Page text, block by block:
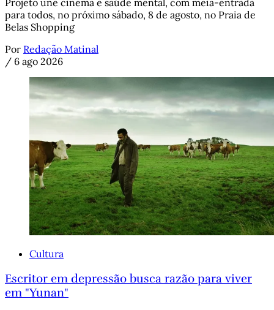
Projeto une cinema e saúde mental, com meia-entrada
para todos, no próximo sábado, 8 de agosto, no Praia de
Belas Shopping
Por Redação Matinal
/ 6 ago 2026
Cultura
Escritor em depressão busca razão para viver
em "Yunan"